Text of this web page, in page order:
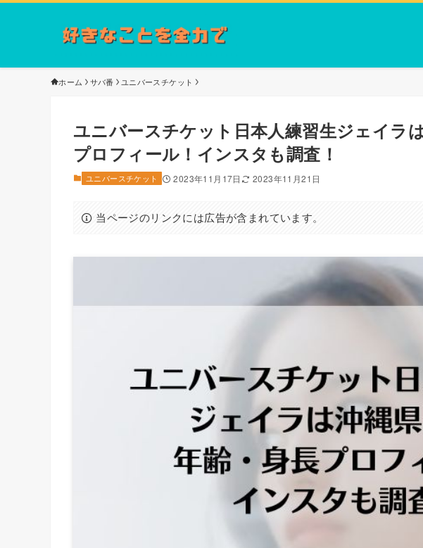
ホーム サバ番 ユニバースチケット
ユニバースチケット日本人練習生ジェイラ
プロフィール！インスタも調査！
ユニバースチケット 2023年11月17日 2023年11月21日
当ページのリンクには広告が含まれています。